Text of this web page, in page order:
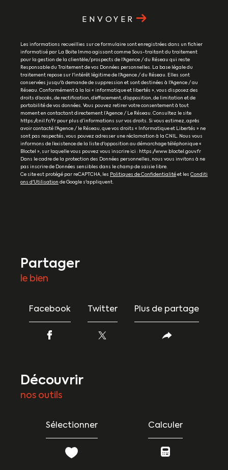
ENVOYER
Les informations recueillies sur ce formulaire sont enregistrées dans un fichier
informatisé par La Boite Immo agissant comme Sous-traitant du traitement
pour la gestion de la clientèle/prospects de l'Agence / du Réseau qui reste
Responsable du Traitement de vos Données personnelles. La base légale du
traitement repose sur l'intérêt légitime de l'Agence / du Réseau. Elles sont
conservées jusqu'à demande de suppression et sont destinées à l'Agence / au
Réseau. Conformément à la loi « informatique et libertés », vous disposez des
droits d’accès, de rectification, d’effacement, d’opposition, de limitation et de
portabilité de vos données. Vous pouvez retirer votre consentement à tout
moment en contactant directement l’Agence / Le Réseau. Consultez le site
https://cnil.fr/fr pour plus d’informations sur vos droits. Si vous estimez, après
avoir contacté l'Agence / le Réseau, que vos droits « Informatique et Libertés » ne
sont pas respectés, vous pouvez adresser une réclamation à la CNIL. Nous vous
informons de l’existence de la liste d'opposition au démarchage téléphonique «
Bloctel », sur laquelle vous pouvez vous inscrire ici : https://www.bloctel.gouv.fr
Dans le cadre de la protection des Données personnelles, nous vous invitons à ne
pas inscrire de Données sensibles dans le champ de saisie libre.
Ce site est protégé par reCAPTCHA, les Politiques de Confidentialité et les Conditi
ons d'Utilisation de Google s'appliquent.
partager
le bien
Facebook Twitter Plus de partage
découvrir
nos outils
Sélectionner Calculer